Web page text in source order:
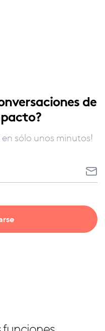
de
sólo unos minutos!